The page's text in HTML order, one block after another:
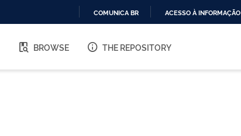
O
COMUNICA BR ACESSO À INFORMAÇÃO
BROWSE THE REPOSITORY